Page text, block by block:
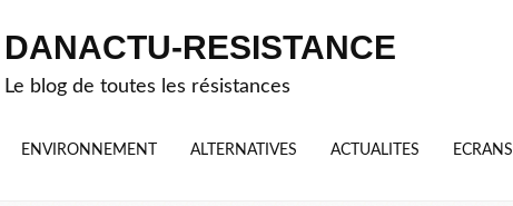
DANACTU-RESISTANCE
Le blog de toutes les résistances
ENVIRONNEMENT ALTERNATIVES ACTUALITES ECRANS